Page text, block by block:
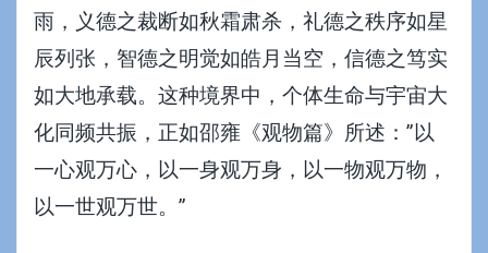
雨，义德之裁断如秋霜肃杀，礼德之秩序如星
辰列张，智德之明觉如皓月当空，信德之笃实
如大地承载。这种境界中，个体生命与宇宙大
化同频共振，正如邵雍《观物篇》所述：”以
一心观万心，以一身观万身，以一物观万物，
以一世观万世。”